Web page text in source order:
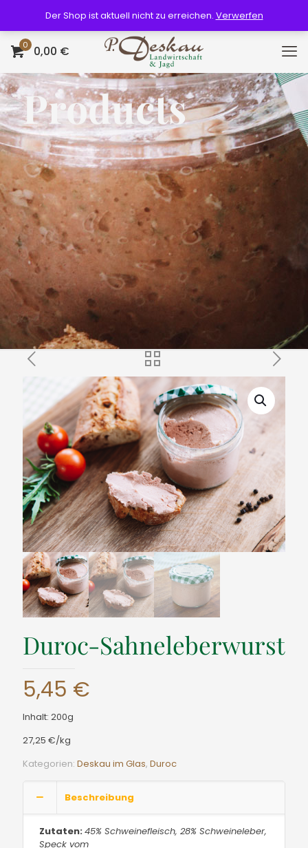
0 0,00 €
Products
Duroc-Sahneleberwurst
5,45 €
Inhalt: 200g
27,25 €/kg
Kategorien: Deskau im Glas, Duroc
Beschreibung
Zutaten:45% Schweinefleisch, 28% Schweineleber,
Speck vom
Der Shop ist aktuell nicht zu erreichen. Verwerfen